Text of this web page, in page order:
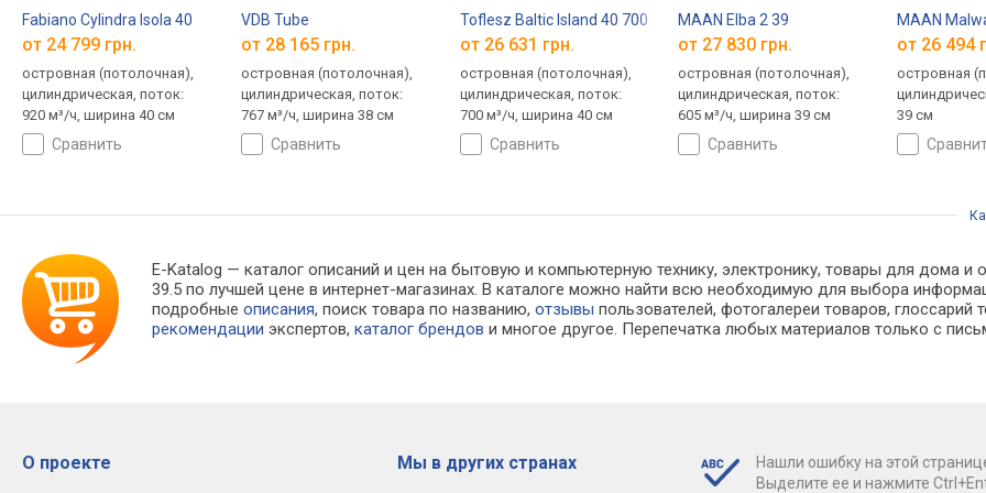
Fabiano Cylindra Isola 40
от 24 799 грн.
островная (потолочная),
цилиндрическая, поток:
920 м³/ч, ширина 40 см
сравнить
VDB Tube
от 28 165 грн.
островная (потолочная),
цилиндрическая, поток:
767 м³/ч, ширина 38 см
сравнить
Toflesz Baltic Island 40 700
от 26 631 грн.
островная (потолочная),
цилиндрическая, поток:
700 м³/ч, ширина 40 см
сравнить
MAAN Elba 2 39
от 27 830 грн.
островная (потолочная),
цилиндрическая, поток:
605 м³/ч, ширина 39 см
сравнить
MAAN
от 26 494
островная
39 см
E-Katalog — каталог описаний и цен на бытовую и компьютерную технику, электронику, товары для дома
39.5 по лучшей цене в интернет-магазинах. В каталоге можно найти всю необходимую для выбора
подробныеописания, поиск товара по названию,отзывы пользователей, фотогалереи товаров,
рекомендации экспертов,каталог брендов и многое другое. Перепечатка любых материалов только с
О проекте Мы в других странах
Нашли ошибку на этой
Выделите ее и нажмите